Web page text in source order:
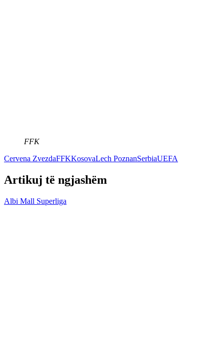
FFK
Cervena ZvezdaFFKKosovaLech PoznanSerbiaUEFA
Artikuj të ngjashëm
Albi Mall Superliga